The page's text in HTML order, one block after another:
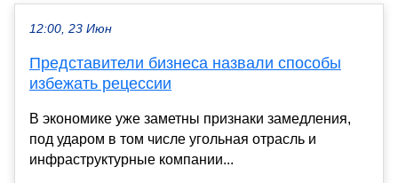
12:00, 23 Июн
Представители бизнеса назвали способы
избежать рецессии
В экономике уже заметны признаки замедления,
под ударом в том числе угольная отрасль и
инфраструктурные компании...